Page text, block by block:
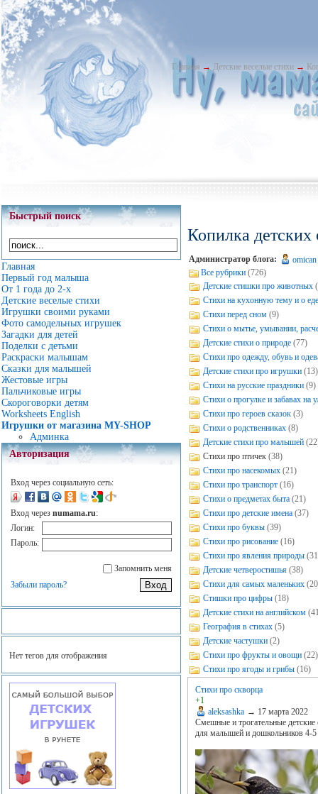
Главная → Детские веселые стихи →
Быстрый поиск
Главная
Первый год малыша
От 1 года до 2-х
Детские веселые стихи
Игрушки своими руками
Фото самодельных игрушек
Загадки для детей
Поделки с детьми
Раскраски малышам
Сказки для малышей
Жестовые игры
Пальчиковые игры
Скороговорки детям
Worksheets English
Игрушки от магазина MY-SHOP
Админка
Авторизация
Вход через социальную сеть:
Вход через numama.ru:
Логин:
Пароль:
Запомнить меня
Забыли пароль?
Нет тегов для отображения
Копилка детских
Администратор блога:
omican
Все рубрики (726)
Детские стишки про животных
Стихи на кухонную тему и о еде
Стихи перед сном (9)
Стихи о мытье, умывании,
Детские стихи о природе (77)
Стихи про одежду, обувь и
Детские стихи про игрушки (13)
Стихи на русские праздники (9)
Стихи о прогулке и забавах на
Стихи про героев сказок (3)
Стихи о родственниках (8)
Детские стихи про малышей
Стихи про птичек (38)
Стихи про насекомых (21)
Стихи про транспорт (16)
Стихи о предметах быта (21)
Стихи про детские имена (37)
Стихи про буквы (39)
Стихи про рисование (16)
Стихи про явления природы
Детские четверостишья (38)
Стихи для самых маленьких
Стишки про цифры (18)
Детские стихи на английском
География в стихах (5)
Детские частушки (2)
Стихи про фрукты и овощи (22)
Стихи про ягоды и грибы (16)
Стихи про скворца
+1
aleksashka → 17 марта 2022
Смешные и трогательные детские
для малышей и дошкольников 4-5